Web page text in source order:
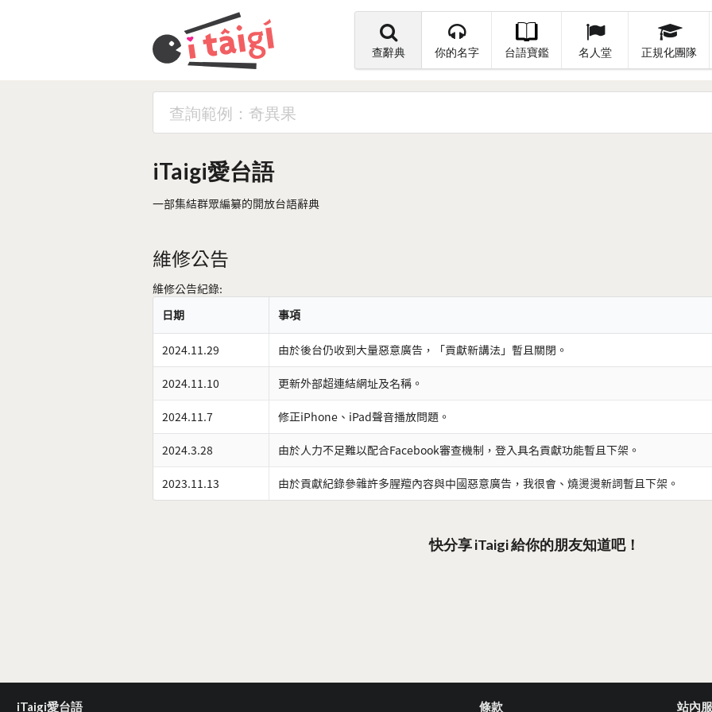
查辭典 你的名字 台語寶鑑 名人堂 正規化團隊
iTaigi愛台語
一部集結群眾編纂的開放台語辭典
維修公告
維修公告紀錄:
日期
事項
2024.11.29 由於後台仍收到大量惡意廣告，「貢獻新講法」暫且關閉。
2024.11.10 更新外部超連結網址及名稱。
2024.11.7 修正iPhone、iPad聲音播放問題。
2024.3.28 由於人力不足難以配合Facebook審查機制，登入具名貢獻功能暫且下架。
2023.11.13 由於貢獻紀錄參雜許多腥羶內容與中國惡意廣告，我很會、燒燙燙新詞暫且下架。
快分享 iTaigi 給你的朋友知道吧！
iTaigi愛台語 條款 站內